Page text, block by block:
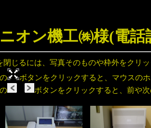
オン機工㈱様(電
閉じるには、写真そのものや枠外をクリ
ボタンをクリックすると、マウスの
ボタンをクリックすると、前や